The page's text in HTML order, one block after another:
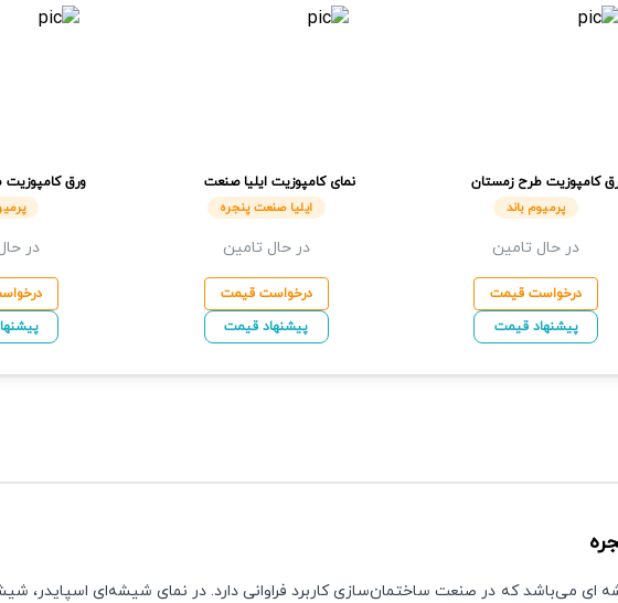
کامپوزیت طرح زمستان
پرمیوم باندپرمیوم باند
در حال تامین
درخواست قیمت
پیشنهاد قیمت
نمای کامپوزیت ایلیا صنعت
پنجره
ایلیا صنعت پنجره
در حال تامین
درخواست قیمت
پیشنهاد قیمت
ورق کامپوزیت
پرمیوم باند
در
ای می‌باشد که در صنعت ساختمان‌سازی کاربرد فراوانی دارد. در نمای شیشه‌ای اسپایدر،